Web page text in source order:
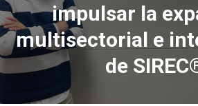
impulsar la
multisectorial e
de